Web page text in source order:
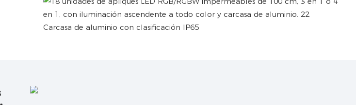
Carcasa de aluminio con clasificación IP65